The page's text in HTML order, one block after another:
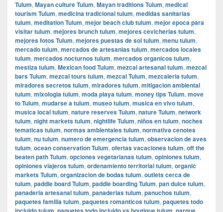
Tulum, Mayan culture Tulum, Mayan traditions Tulum, medical
tourism Tulum, medicina tradicional tulum, medidas sanitarias
tulum, meditation Tulum, mejor beach club tulum, mejor epoca para
visitar tulum, mejores brunch tulum, mejores cevicherias tulum,
mejores fotos Tulum, mejores puestas de sol tulum, menu tulum,
mercado tulum, mercados de artesanias tulum, mercados locales
tulum, mercados nocturnos tulum, mercados organicos tulum,
mestiza tulum, Mexican food Tulum, mezcal artesanal tulum, mezcal
bars Tulum, mezcal tours tulum, mezcal Tulum, mezcaleria tulum,
miradores secretos tulum, miradores tulum, mitigacion ambiental
tulum, mixologia tulum, moda playa tulum, money tips Tulum, move
to Tulum, mudarse a tulum, museo tulum, musica en vivo tulum,
musica local tulum, nature reserves Tulum, nature Tulum, network
tulum, night markets tulum, nightlife Tulum, niños en tulum, noches
tematicas tulum, normas ambientales tulum, normativa cenotes
tulum, nu tulum, numero de emergencia tulum, observacion de aves
tulum, ocean conservation Tulum, ofertas vacaciones tulum, off the
beaten path Tulum, opciones vegetarianas tulum, opiniones tulum,
opiniones viajeros tulum, ordenamiento territorial tulum, organic
markets Tulum, organizacion de bodas tulum, outlets cerca de
tulum, paddle board Tulum, paddle boarding Tulum, pan dulce tulum,
panaderia artesanal tulum, panaderias tulum, panuchos tulum,
paquetes familia tulum, paquetes romanticos tulum, paquetes todo
, ,